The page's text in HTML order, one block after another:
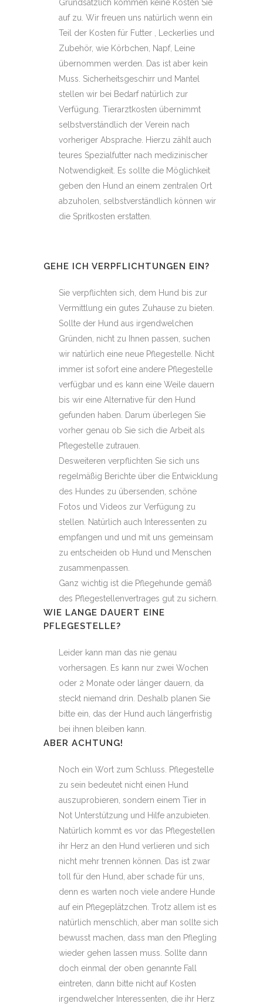
Grundsätzlich kommen keine Kosten Sie
auf zu. Wir freuen uns natürlich wenn ein
Teil der Kosten für Futter , Leckerlies und
Zubehör, wie Körbchen, Napf, Leine
übernommen werden. Das ist aber kein
Muss. Sicherheitsgeschirr und Mantel
stellen wir bei Bedarf natürlich zur
Verfügung. Tierarztkosten übernimmt
selbstverständlich der Verein nach
vorheriger Absprache. Hierzu zählt auch
teures Spezialfutter nach medizinischer
Notwendigkeit. Es sollte die Möglichkeit
geben den Hund an einem zentralen Ort
abzuholen, selbstverständlich können wir
die Spritkosten erstatten.
GEHE ICH VERPFLICHTUNGEN EIN?
Sie verpflichten sich, dem Hund bis zur
Vermittlung ein gutes Zuhause zu bieten.
Sollte der Hund aus irgendwelchen
Gründen, nicht zu Ihnen passen, suchen
wir natürlich eine neue Pflegestelle. Nicht
immer ist sofort eine andere Pflegestelle
verfügbar und es kann eine Weile dauern
bis wir eine Alternative für den Hund
gefunden haben. Darum überlegen Sie
vorher genau ob Sie sich die Arbeit als
Pflegestelle zutrauen.
Desweiteren verpflichten Sie sich uns
regelmäßig Berichte über die Entwicklung
des Hundes zu übersenden, schöne
Fotos und Videos zur Verfügung zu
stellen. Natürlich auch Interessenten zu
empfangen und und mit uns gemeinsam
zu entscheiden ob Hund und Menschen
zusammenpassen.
Ganz wichtig ist die Pflegehunde gemäß
des Pflegestellenvertrages gut zu sichern.
WIE LANGE DAUERT EINE
PFLEGESTELLE?
Leider kann man das nie genau
vorhersagen. Es kann nur zwei Wochen
oder 2 Monate oder länger dauern, da
steckt niemand drin. Deshalb planen Sie
bitte ein, das der Hund auch längerfristig
bei ihnen bleiben kann.
ABER ACHTUNG!
Noch ein Wort zum Schluss. Pflegestelle
zu sein bedeutet nicht einen Hund
auszuprobieren, sondern einem Tier in
Not Unterstützung und Hilfe anzubieten.
Natürlich kommt es vor das Pflegestellen
ihr Herz an den Hund verlieren und sich
nicht mehr trennen können. Das ist zwar
toll für den Hund, aber schade für uns,
denn es warten noch viele andere Hunde
auf ein Pflegeplätzchen. Trotz allem ist es
natürlich menschlich, aber man sollte sich
bewusst machen, dass man den Pflegling
wieder gehen lassen muss. Sollte dann
doch einmal der oben genannte Fall
eintreten, dann bitte nicht auf Kosten
irgendwelcher Interessenten, die ihr Herz